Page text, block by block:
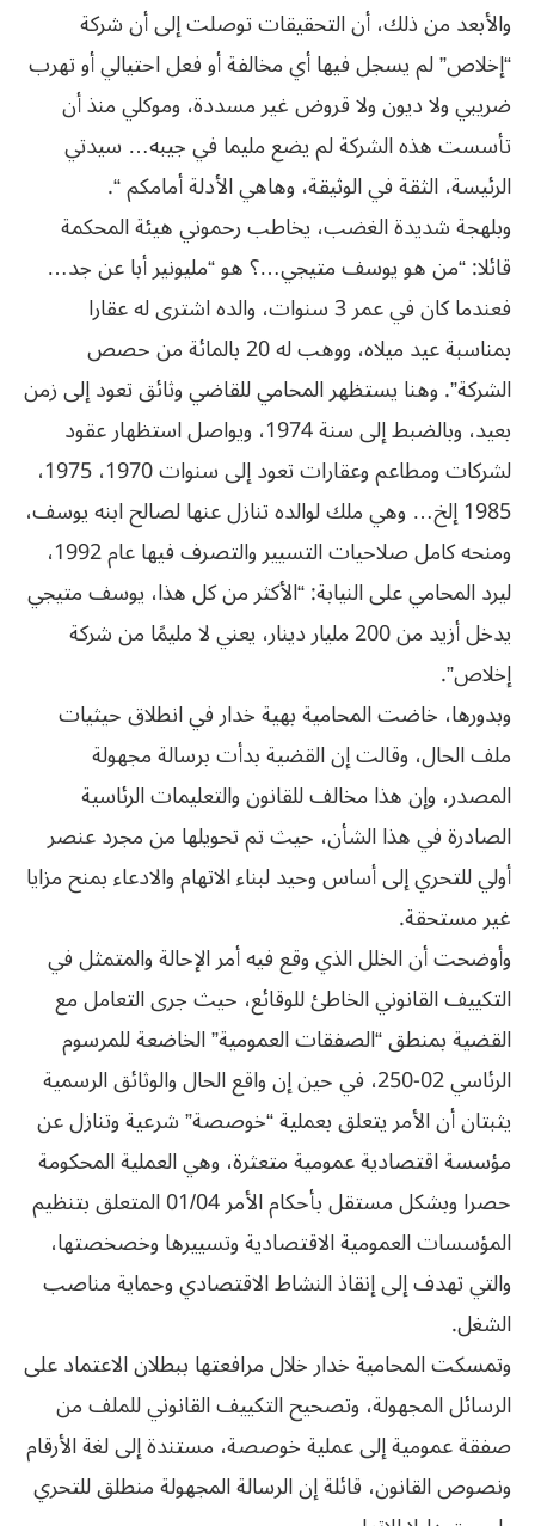
والأبعد من ذلك، أن التحقيقات توصلت إلى أن شركة
“إخلاص” لم يسجل فيها أي مخالفة أو فعل احتيالي أو تهرب
ضريبي ولا ديون ولا قروض غير مسددة، وموكلي منذ أن
تأسست هذه الشركة لم يضع مليما في جيبه… سيدتي
الرئيسة، الثقة في الوثيقة، وهاهي الأدلة أمامكم “.
وبلهجة شديدة الغضب، يخاطب رحموني هيئة المحكمة
قائلا: “من هو يوسف متيجي…؟ هو “مليونير أبا عن جد…
فعندما كان في عمر 3 سنوات، والده اشترى له عقارا
بمناسبة عيد ميلاه، ووهب له 20 بالمائة من حصص
الشركة”. وهنا يستظهر المحامي للقاضي وثائق تعود إلى زمن
بعيد، وبالضبط إلى سنة 1974، ويواصل استظهار عقود
لشركات ومطاعم وعقارات تعود إلى سنوات 1970، 1975،
1985 إلخ… وهي ملك لوالده تنازل عنها لصالح ابنه يوسف،
ومنحه كامل صلاحيات التسيير والتصرف فيها عام 1992،
ليرد المحامي على النيابة: “الأكثر من كل هذا، يوسف متيجي
يدخل أزيد من 200 مليار دينار، يعني لا مليمًا من شركة
إخلاص”.
وبدورها، خاضت المحامية بهية خدار في انطلاق حيثيات
ملف الحال، وقالت إن القضية بدأت برسالة مجهولة
المصدر، وإن هذا مخالف للقانون والتعليمات الرئاسية
الصادرة في هذا الشأن، حيث تم تحويلها من مجرد عنصر
أولي للتحري إلى أساس وحيد لبناء الاتهام والادعاء بمنح مزايا
غير مستحقة.
وأوضحت أن الخلل الذي وقع فيه أمر الإحالة والمتمثل في
التكييف القانوني الخاطئ للوقائع، حيث جرى التعامل مع
القضية بمنطق “الصفقات العمومية” الخاضعة للمرسوم
الرئاسي 02-250، في حين إن واقع الحال والوثائق الرسمية
يثبتان أن الأمر يتعلق بعملية “خوصصة” شرعية وتنازل عن
مؤسسة اقتصادية عمومية متعثرة، وهي العملية المحكومة
حصرا وبشكل مستقل بأحكام الأمر 01/04 المتعلق بتنظيم
المؤسسات العمومية الاقتصادية وتسييرها وخصخصتها،
والتي تهدف إلى إنقاذ النشاط الاقتصادي وحماية مناصب
الشغل.
وتمسكت المحامية خدار خلال مرافعتها ببطلان الاعتماد على
الرسائل المجهولة، وتصحيح التكييف القانوني للملف من
صفقة عمومية إلى عملية خوصصة، مستندة إلى لغة الأرقام
ونصوص القانون، قائلة إن الرسالة المجهولة منطلق للتحري